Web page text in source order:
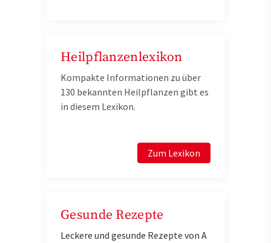
Heilpflanzenlexikon
Kompakte Informationen zu über
130 bekannten Heilpflanzen gibt es
in diesem Lexikon.
Zum Lexikon
Gesunde Rezepte
Leckere und gesunde Rezepte von A